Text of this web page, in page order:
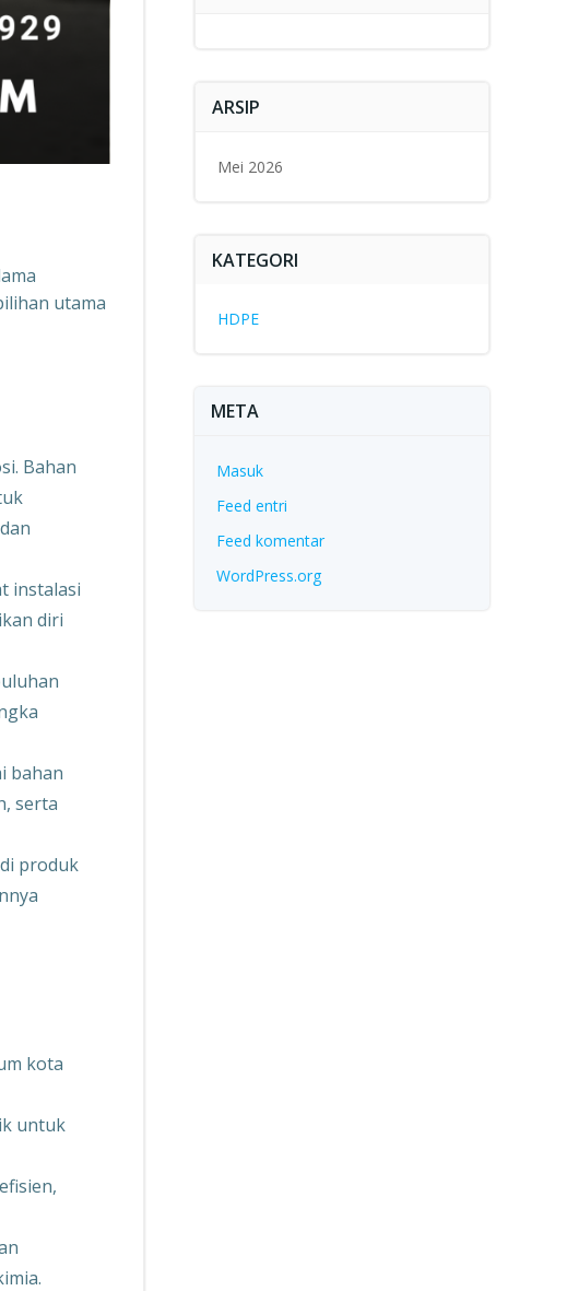
utama
Bahan
instalasi
diri
bahan
serta
produk
kota
untuk
ARSIP
Mei 2026
KATEGORI
HDPE
META
Masuk
Feed entri
Feed komentar
WordPress.org